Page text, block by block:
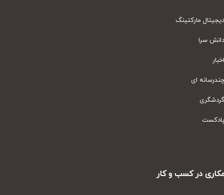
مارکتینگ
سرا
ای
در کسب و کار